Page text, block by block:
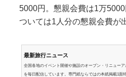
5000円。懇親会費は1万
ついては1人分の懇親会費が
最新旅行ニュース
全国各地のイベント開催や施設のオープン・リニュー
を毎日配信しています。専門紙ならではの本紙掲載1面